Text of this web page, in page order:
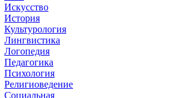
Искусство
История
Культурология
Лингвистика
Логопедия
Педагогика
Психология
Религиоведение
Социальная